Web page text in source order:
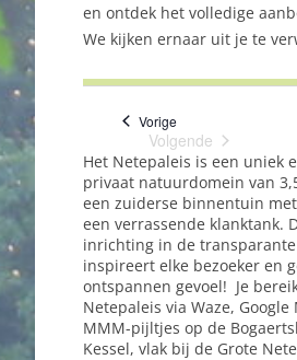
en ontdek het volledige
We kijken ernaar uit je te
VorigeEvenementen
Volgende
Evenementen
Het Netepaleis is een uniek
privaat natuurdomein van
een zuiderse binnentuin
een verrassende klanktank.
inrichting in de
inspireert elke bezoeker en
ontspannen gevoel! Je
Netepaleis via Waze, Google
MMM-pijltjes op de
Kessel, vlak bij de Grote